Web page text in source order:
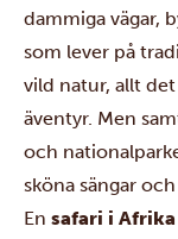
dammiga vägar,
som lever på
vild natur, allt
äventyr. Men
och
sköna sängar
En safari i Afrika